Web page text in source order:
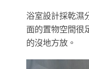
浴室設計採乾濕
面的置物空間很
的沒地方放。